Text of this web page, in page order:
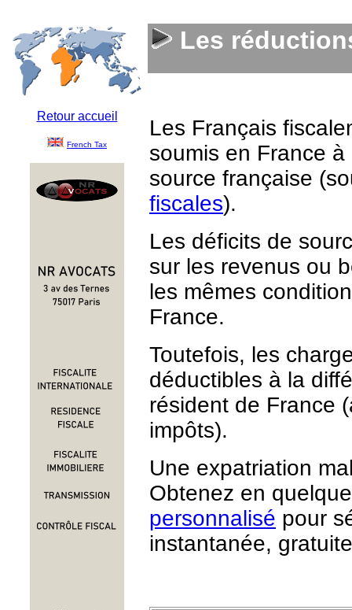
Retour accueil
French Tax
Les
Les Français
soumis en France
source française
fiscales).
Les déficits de
sur les revenus ou
les mêmes
France.
Toutefois, les
déductibles à la
résident de France
impôts).
Une expatriation
Obtenez en
personnalisé pour
instantanée,